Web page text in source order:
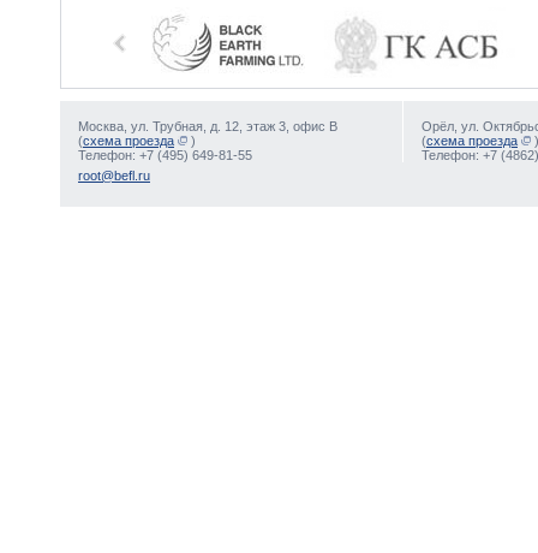
Москва, ул. Трубная, д. 12, этаж 3, офис В
(схема проезда
)
Телефон: +7 (495) 649-81-55
Орёл, ул.
(схема проезда
)
Телефон: +7
root@befl.ru